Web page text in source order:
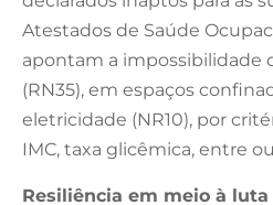
Atestados de Saúde
apontam a impossibilidade
(RN35), em espaços
eletricidade (NR10), por
IMC, taxa glicêmica, entre
Resiliência em meio à luta